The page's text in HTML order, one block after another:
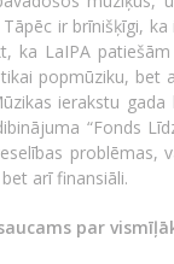
ir brīnišķīgi,
ka LaIPA
popmūziku, bet
ierakstu
“Fonds
arī finansiāli.
par